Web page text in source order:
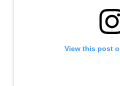
View this post